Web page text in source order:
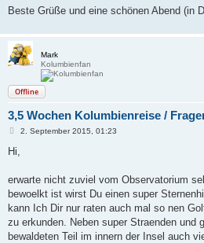
Beste Grüße und eine schönen Abend (in
Mark
Kolumbienfan
Offline
3,5 Wochen Kolumbienreise /
B
t
a
2. September 2015, 01:23
Hi,
erwarte nicht zuviel vom Observatorium
bewoelkt ist wirst Du einen super
kann Ich Dir nur raten auch mal so nen
zu erkunden. Neben super Straenden und
bewaldeten Teil im innern der Insel auch